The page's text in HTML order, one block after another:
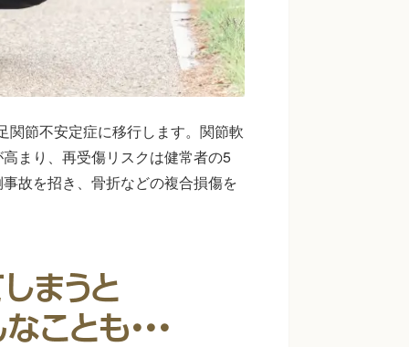
関節不安定症に移行します。関節軟
まり、再受傷リスクは健常者の5
故を招き、骨折などの複合損傷を